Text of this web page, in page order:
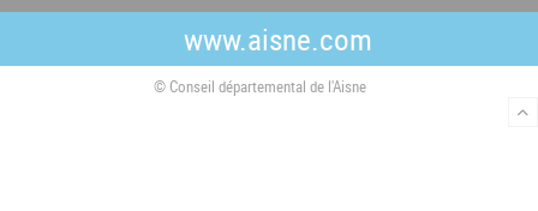
b
o
t
e
r
a
g
r
a
www.aisne.com
© Conseil départemental de l'Aisne